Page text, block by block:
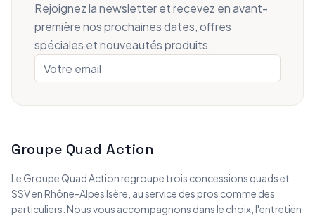
Rejoignez la newsletter et recevez en avant-
première nos prochaines dates, offres
spéciales et nouveautés produits.
Groupe Quad Action
Le Groupe Quad Action regroupe trois concessions quads et
SSV en Rhône-Alpes Isère, au service des pros comme des
particuliers. Nous vous accompagnons dans le choix, l'entretien